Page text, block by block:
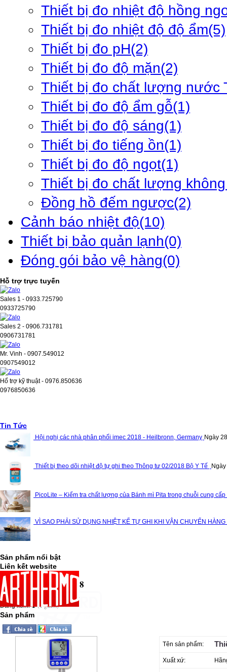
Thiết bị đo nhiệt độ hồng
Thiết bị đo nhiệt độ độ ẩm(5)
Thiết bị đo pH(2)
Thiết bị đo độ mặn(2)
Thiết bị đo chất lượng nước
Thiết bị đo độ ẩm gỗ(1)
Thiết bị đo độ sáng(1)
Thiết bị đo tiếng ồn(1)
Thiết bị đo độ ngọt(1)
Thiết bị đo chất lượng
Đồng hồ đếm ngược(2)
Cảnh báo nhiệt độ(10)
Thiết bị bảo quản lạnh(0)
Đóng gói bảo vệ hàng(0)
Hỗ trợ trực tuyến
Sales 1 - 0933.725790
0933725790
Sales 2 - 0906.731781
0906731781
Mr. Vinh - 0907.549012
0907549012
Hổ trợ kỹ thuật - 0976.850636
0976850636
Tin Tức
Hội nghị các nhà phân phối imec 2018 - Heilbronn, Germany Ngày
Thiết bị theo dõi nhiệt độ tự ghi theo Thông tư 02/2018 Bộ Y Tế
PicoLite – Kiểm tra chất lượng của Bánh mì Pita trong chuỗi cung cấp
VÌ SAO PHẢI SỬ DỤNG NHIỆT KẾ TỰ GHI KHI VẬN CHUYỂN
Sản phẩm nổi bật
Liên kết website
Thống kê truy cập
Lượt ghé thăm:10,445,788
Lượt truy cập: 13,950,781
Đang xem:1 (1 guest)
Sản phẩm
Tên sản phẩm:
Xuất xứ: